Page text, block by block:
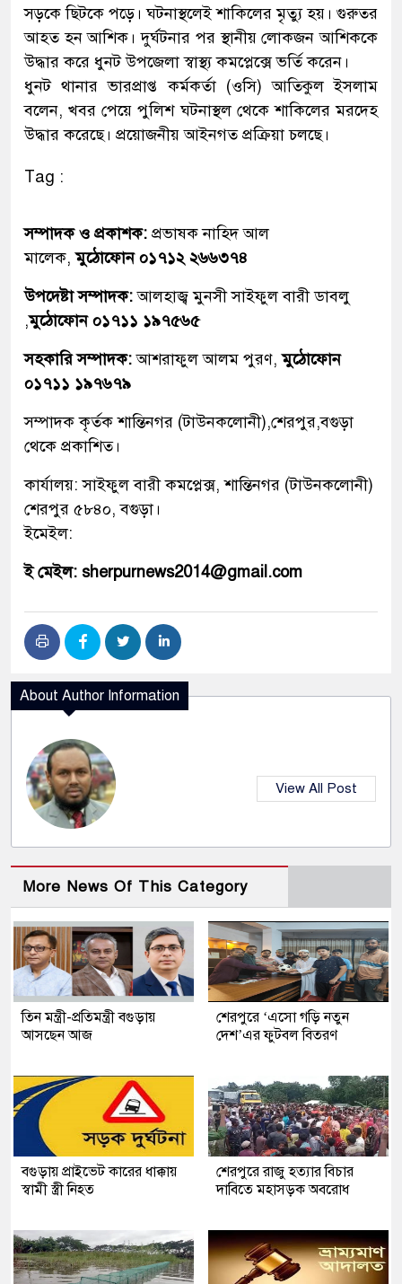
সড়কে ছিটকে পড়ে। ঘটনাস্থলেই শাকিলের মৃত্যু হয়। গুরুতর
আহত হন আশিক। দুর্ঘটনার পর স্থানীয় লোকজন আশিককে
উদ্ধার করে ধুনট উপজেলা স্বাস্থ্য কমপ্লেক্সে ভর্তি করেন।
ধুনট থানার ভারপ্রাপ্ত কর্মকর্তা (ওসি) আতিকুল ইসলাম
বলেন, খবর পেয়ে পুলিশ ঘটনাস্থল থেকে শাকিলের মরদেহ
উদ্ধার করেছে। প্রয়োজনীয় আইনগত প্রক্রিয়া চলছে।
Tag :
সম্পাদক ও প্রকাশক: প্রভাষক নাহিদ আল
মালেক,মুঠোফোন ০১৭১২ ২৬৬৩৭৪
উপদেষ্টা সম্পাদক:আলহাজ্ব মুনসী সাইফুল বারী ডাবলু
,মুঠোফোন ০১৭১১ ১৯৭৫৬৫
সহকারি সম্পাদক:আশরাফুল আলম পুরণ,মুঠোফোন
০১৭১১ ১৯৭৬৭৯
সম্পাদক কৃর্তক শান্তিনগর (টাউনকলোনী),শেরপুর,বগুড়া
থেকে প্রকাশিত।
কার্যালয়: সাইফুল বারী কমপ্লেক্স, শান্তিনগর (টাউনকলোনী)
শেরপুর ৫৮৪০, বগুড়া।
ইমেইল:
ই মেইল: sherpurnews2014@gmail.com
About Author Information
View All Post
More News Of This Category
তিন মন্ত্রী-প্রতিমন্ত্রী বগুড়ায়
আসছেন আজ
শেরপুরে ‘এসো গড়ি নতুন
দেশ’এর ফুটবল বিতরণ
বগুড়ায় প্রাইভেট কারের ধাক্কায়
স্বামী স্ত্রী নিহত
শেরপুরে রাজু হত্যার বিচার
দাবিতে মহাসড়ক অবরোধ